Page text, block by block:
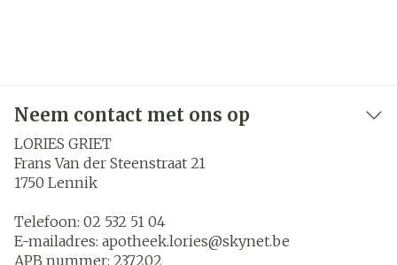
Neem contact met ons op
LORIES GRIET
Frans Van der Steenstraat 21
1750 Lennik
Telefoon: 02 532 51 04
E-mailadres: apotheek.lories@skynet.be
APB nummer: 237202